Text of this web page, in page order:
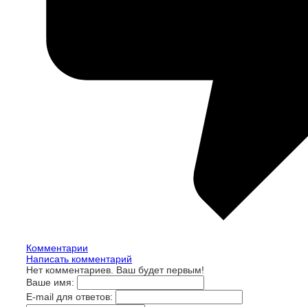
Комментарии
Написать комментарий
Нет комментариев. Ваш будет первым!
Ваше имя:
E-mail для ответов: